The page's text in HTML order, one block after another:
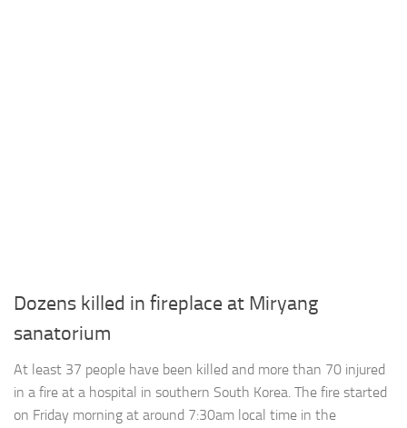
Dozens killed in fireplace at Miryang
sanatorium
At least 37 people have been killed and more than 70 injured
in a fire at a hospital in southern South Korea. The fire started
on Friday morning at around 7:30am local time in the